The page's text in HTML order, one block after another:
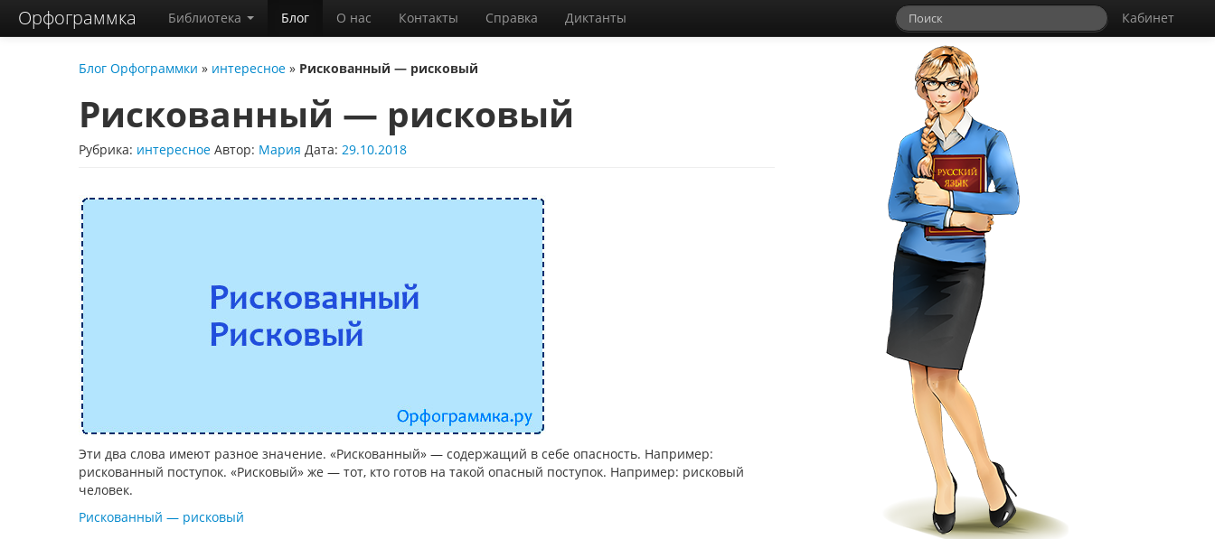
Орфограммка Кабинет
Библиотека Блог О нас Контакты Справка Диктанты
Блог Орфограммки » интересное » Рискованный — рисковый
Рискованный — рисковый
Рубрика: интересное Автор: Мария Дата: 29.10.2018
Эти два слова имеют разное значение. «Рискованный» — содержащий в себе опасность. Например:
рискованный поступок. «Рисковый» же — тот, кто готов на такой опасный поступок. Например: рисковый
человек.
Рискованный — рисковый